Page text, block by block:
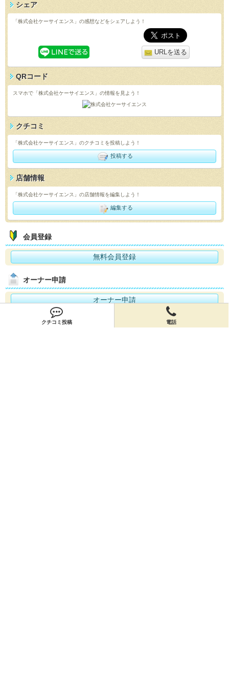
クチコミ投稿 電話
シェア
「株式会社ケーサイエンス」の感想などをシェアしよう！
URLを送る
QRコード
スマホで「株式会社ケーサイエンス」の情報を見よう！
クチコミ
「株式会社ケーサイエンス」のクチコミを投稿しよう！
投稿する
店舗情報
「株式会社ケーサイエンス」の店舗情報を編集しよう！
編集する
会員登録
無料会員登録
オーナー申請
オーナー申請
閉店申請